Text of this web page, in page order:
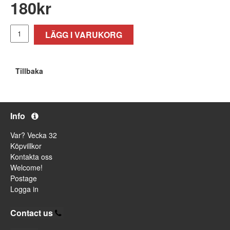
180kr
LÄGG I VARUKORG
Tillbaka
Info
Var? Vecka 32
Köpvillkor
Kontakta oss
Welcome!
Postage
Logga in
Contact us